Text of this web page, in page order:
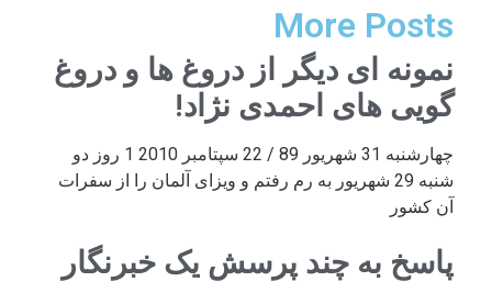
More Posts
نمونه ای دیگر از دروغ ها و دروغ
گویی های احمدی نژاد!
چهارشنبه 31 شهریور 89 / 22 سپتامبر 2010 1 روز دو
شنبه 29 شهریور به رم رفتم و ویزای آلمان را از سفرات
آن کشور
پاسخ به چند پرسش یک خبرنگار